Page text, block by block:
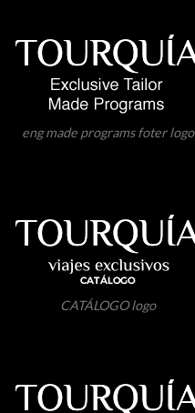
eng made programs foter logo
CATÁLOGO logo